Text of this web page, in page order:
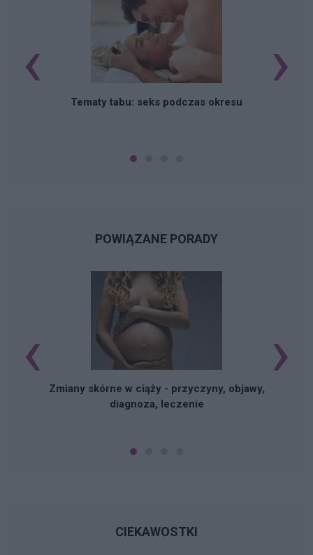
Tematy tabu: seks podczas okresu
‹ ›
POWIĄZANE PORADY
Zmiany skórne w ciąży - przyczyny, objawy,
diagnoza, leczenie
‹ ›
CIEKAWOSTKI